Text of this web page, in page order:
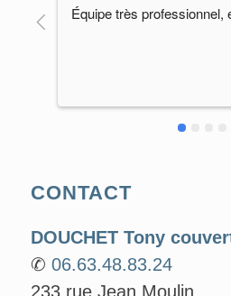
Équipe très professionnel,
CONTACT
DOUCHET Tony
✆ 06.63.48.83.24
233 rue Jean Moulin